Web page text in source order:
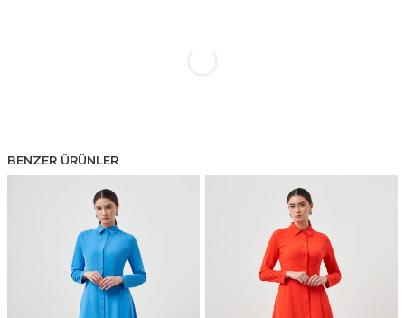
BENZER ÜRÜNLER